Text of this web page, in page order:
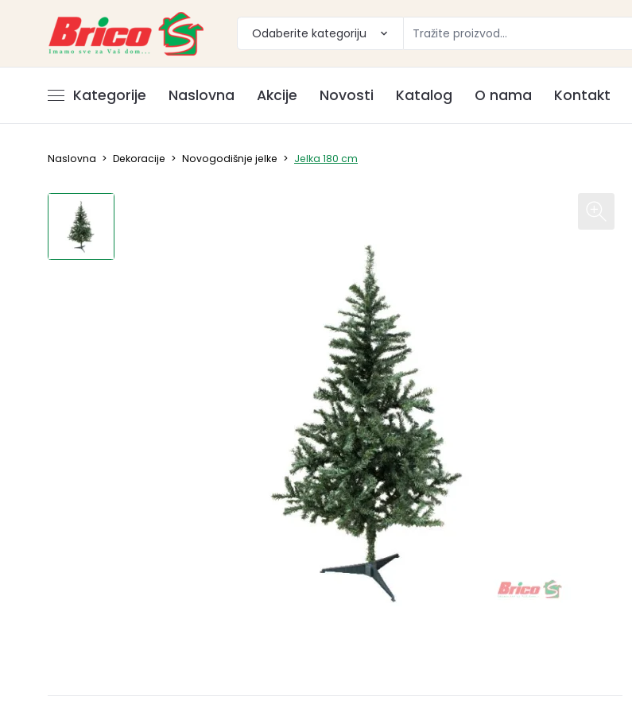
Odaberite kategoriju
Kategorije Naslovna Akcije Novosti Katalog O nama Kontakt
Naslovna > Dekoracije > Novogodišnje jelke > Jelka 180 cm